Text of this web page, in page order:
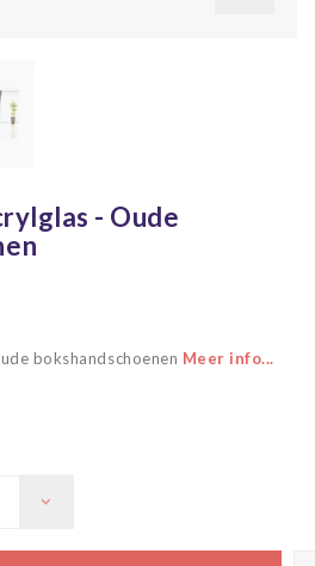
- Oude
bokshandschoenen Meer info...